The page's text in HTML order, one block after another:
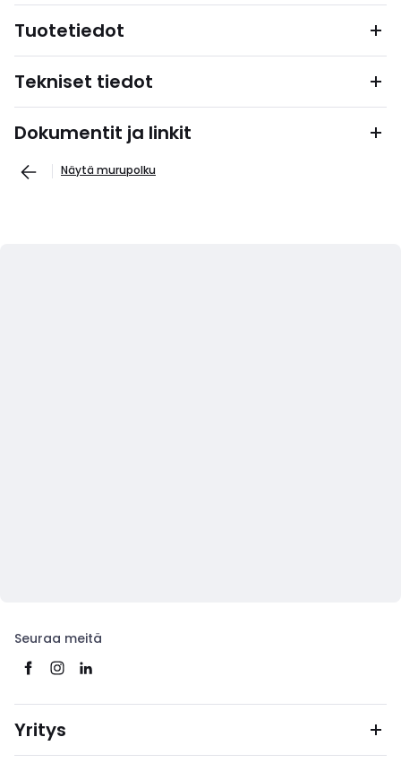
Tuotetiedot
Tekniset tiedot
Dokumentit ja linkit
Näytä murupolku
Seuraa meitä
Yritys